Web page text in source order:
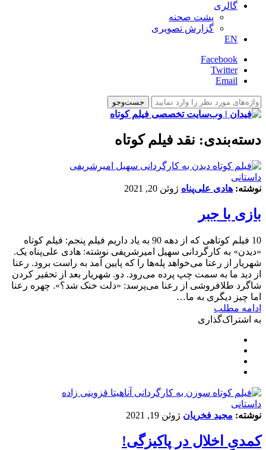
گالری
پشت صحنه
گزارش تصویری
EN
Facebook
Twitter
Email
دسته‌بندی: نقد فیلم کوتاه
داستانی
نوشته: هادی علی‌پناه ژوئن 20, 2021
بازی با جبر
10 فیلم کوتاهی که از دهه 90 به یاد داریم فیلم پنجم: فیلم کوتاه
«دیدن» به کارگردانی سهیل امیرشریفی نوشته: هادی علی‌پناه یک.
شهریار از رعنا می‌خواهد پله‌ها را که پایین آمد به راست برود. رعنا
از دید ما به سمت چپ پرده می‌رود. دو. شهریار بعد از تحقیر کردن
شاگرد طلافروشی از رعنا می‌پرسد: «دلت خنک شد؟». چهره رعنا
اما چیز دیگری به ما…
ادامه مطلب
به اشتراک‌گذاری
داستانی
نوشته: مجید فخریان ژوئن 19, 2021
کمدیِ اخلال در پاکیزگی‌!